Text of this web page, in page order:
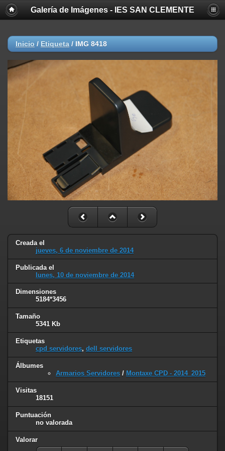
Galería de Imágenes - IES SAN CLEMENTE
Inicio / Etiqueta / IMG 8418
Creada el
jueves, 6 de noviembre de 2014
Publicada el
lunes, 10 de noviembre de 2014
Dimensiones
5184*3456
Tamaño
5341 Kb
Etiquetas
cpd servidores, dell servidores
Álbumes
Armarios Servidores / Montaxe CPD - 2014_2015
Visitas
18151
Puntuación
no valorada
Valorar